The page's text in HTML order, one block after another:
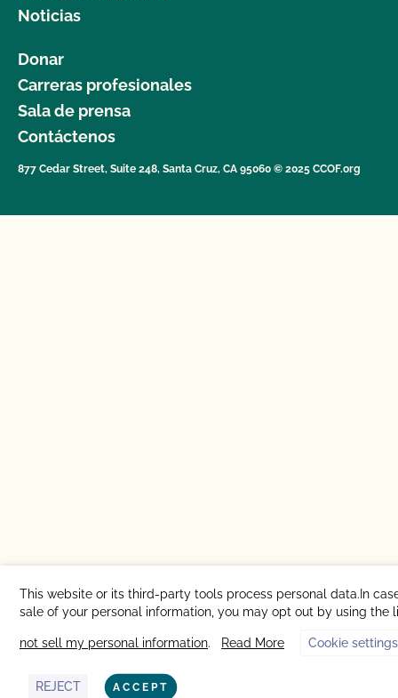
Noticias
Donar
Carreras profesionales
Sala de prensa
Contáctenos
877 Cedar Street, Suite 248, Santa Cruz, CA 95060 © 2025 CCOF.org
This website or its third-party tools process personal data.In
sale of your personal information, you may opt out by using the
not sell my personal information. Read More Cookie settings
REJECT ACCEPT